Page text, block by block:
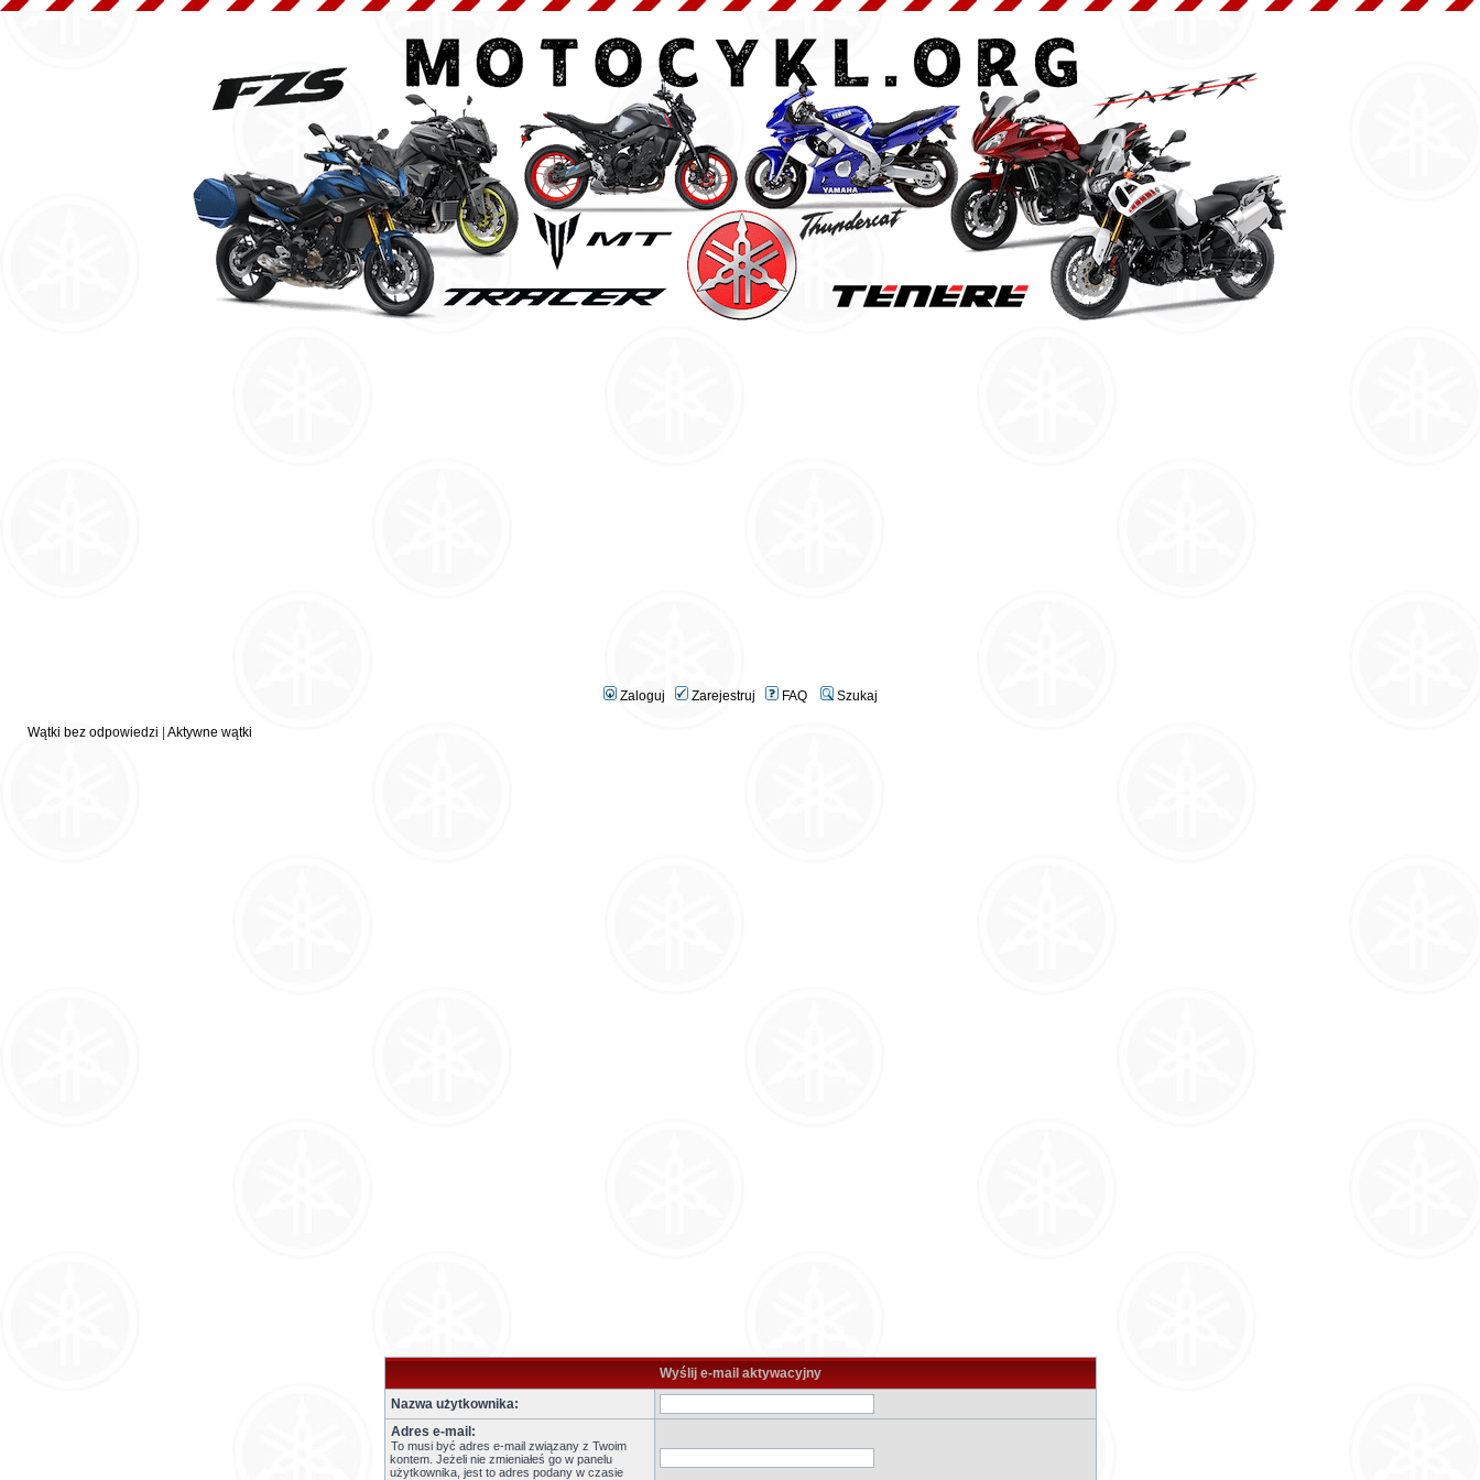
Zaloguj Zarejestruj FAQ Szukaj
Wątki bez odpowiedzi Aktywne wątki
Wyślij e-mail aktywacyjny
Nazwa użytkownika:
Adres e-mail:
To musi być adres e-mail związany z Twoim
kontem. Jeżeli nie zmieniałeś go w panelu
użytkownika, jest to adres podany w czasie